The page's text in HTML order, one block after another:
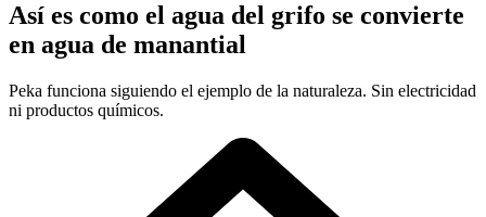
Así es como el agua del grifo se convierte
en agua de manantial
Peka funciona siguiendo el ejemplo de la naturaleza. Sin electricidad
ni productos químicos.